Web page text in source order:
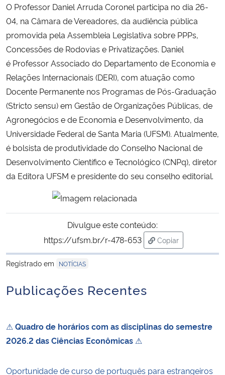
Ministério da Ciência, Tecnologia, Inovações e Comunicações
Ministério do Meio Ambiente
Ministério do Turismo
Ministério do Desenvolvimento Regional
Ministério da Mulher, da Família e dos Direitos Humanos
Secretaria-Geral
Secretaria de Governo
Gabinete de Segurança Institucional
Advocacia-Geral da União
O Professor Daniel Arruda Coronel participa no dia 26-
04, na Câmara de Vereadores, da audiência pública
promovida pela Assembleia Legislativa sobre PPPs,
Concessões de Rodovias e Privatizações. Daniel
é Professor Associado do Departamento de Economia e
Relações Internacionais (DERI), com atuação como
Docente Permanente nos Programas de Pós-Graduação
(Stricto sensu) em Gestão de Organizações Públicas, de
Agronegócios e de Economia e Desenvolvimento, da
Universidade Federal de Santa Maria (UFSM). Atualmente,
é bolsista de produtividade do Conselho Nacional de
Desenvolvimento Científico e Tecnológico (CNPq), diretor
da Editora UFSM e presidente do seu conselho editorial.
Divulgue este conteúdo:
https://ufsm.br/r-478-653
Copiar
para área de
Registrado em
NOTÍCIAS
Publicações Recentes
⚠ Quadro de horários com as disciplinas do semestre
2026.2 das Ciências Econômicas ⚠
Oportunidade de curso de português para estrangeiros